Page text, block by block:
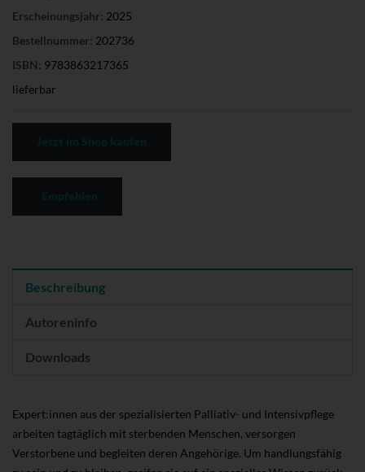
Erscheinungsjahr: 2025
Bestellnummer: 202736
ISBN: 9783863217365
lieferbar
Beschreibung
Autoreninfo
Downloads
Expert:innen aus der spezialisierten Palliativ- und Intensivpflege
arbeiten tagtäglich mit sterbenden Menschen, versorgen
Verstorbene und begleiten deren Angehörige. Um handlungsfähig